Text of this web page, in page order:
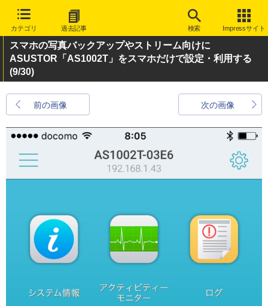
カテゴリ 過去記事 検索 Impressサイト
スマホの写真バックアップやストリーム向けに
ASUSTOR「AS1002T」をスマホだけで設定・利用する
(9/30)
前の画像 次の画像